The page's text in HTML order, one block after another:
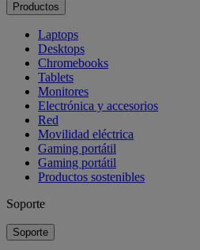
Productos
Laptops
Desktops
Chromebooks
Tablets
Monitores
Electrónica y accesorios
Red
Movilidad eléctrica
Gaming portátil
Gaming portátil
Productos sostenibles
Soporte
Soporte